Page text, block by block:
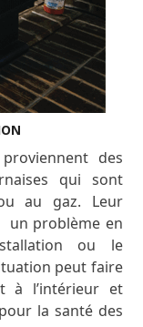
des
qui sont
au gaz. Leur
un problème en
ou le
peut faire
à l’intérieur et
la santé des